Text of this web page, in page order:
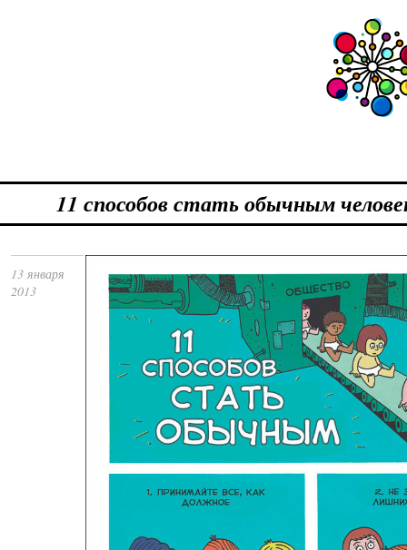
11 способов стать обычным
13 января
2013